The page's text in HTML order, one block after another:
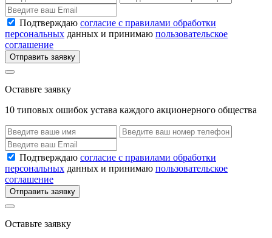
Подтверждаю согласие с правилами обработки
персональных данных и принимаю пользовательское
соглашение
Отправить заявку
Оставьте заявку
10 типовых ошибок устава каждого акционерного общества
Подтверждаю согласие с правилами обработки
персональных данных и принимаю пользовательское
соглашение
Отправить заявку
Оставьте заявку